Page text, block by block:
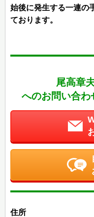
始後に発生する一連の
ております。
尾高章
へのお問い合わ
住所